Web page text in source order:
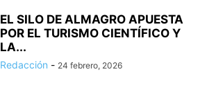
EL SILO DE ALMAGRO APUESTA
POR EL TURISMO CIENTÍFICO Y
LA...
Redacción - 24 febrero, 2026